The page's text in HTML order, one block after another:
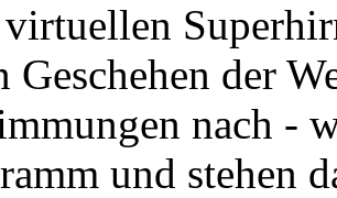
Geschehen der
nach -
und stehen